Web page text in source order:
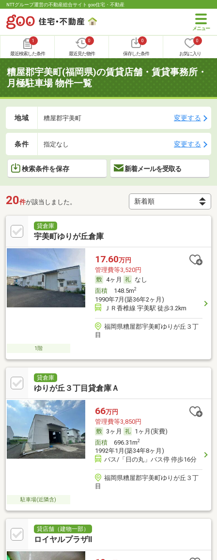
NTTグループ運営の不動産総合サイト goo住宅・不動産
1
最近検索した条件
0
最近見た物件
0
保存した条件
0
お気に入り
糟屋郡宇美町(福岡県)の賃貸店舗・賃貸事務所・
月極駐車場 物件一覧
地域 糟屋郡宇美町 変更する
条件 指定なし 変更する
検索条件を保存 新着メールを受取る
20件が該当しました。
貸倉庫
宇美町ゆりが丘倉庫
17.60万円
管理費等3,520円
4ヶ月
なし
面積148.5m2
1990年7月(築36年2ヶ月)
ＪＲ香椎線 宇美駅 徒歩3.2km
福岡県糟屋郡宇美町ゆりが丘３丁
目
1階
貸倉庫
ゆりが丘３丁目貸倉庫Ａ
66万円
管理費等3,850円
3ヶ月
1ヶ月(実費)
面積696.31m2
1992年1月(築34年8ヶ月)
バス/「日の丸」バス停 停歩16分
福岡県糟屋郡宇美町ゆりが丘３丁
目
駐車場(近隣含)
貸店舗（建物一部）
ロイヤルプラザⅡ